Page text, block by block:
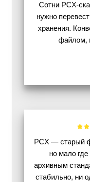
Сотни PCX-
нужно
хранения.
файлом,
PCX — старый
но мало
архивным
стабильно, ни